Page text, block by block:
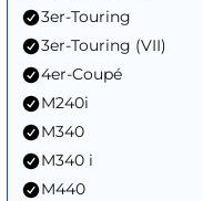
3er-Touring
3er-Touring (VII)
4er-Coupé
M240i
M340
M340 i
M440